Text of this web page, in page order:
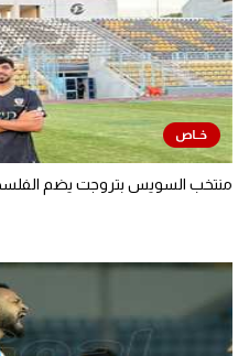
منتخب السويس بتروجت يضم